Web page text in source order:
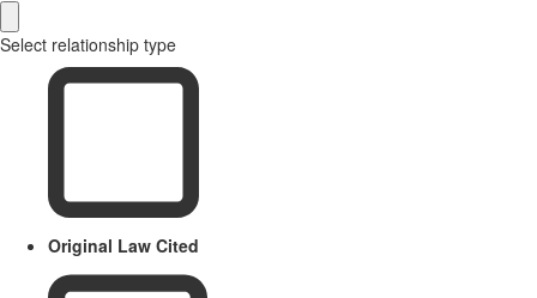
Select relationship type
Original Law Cited